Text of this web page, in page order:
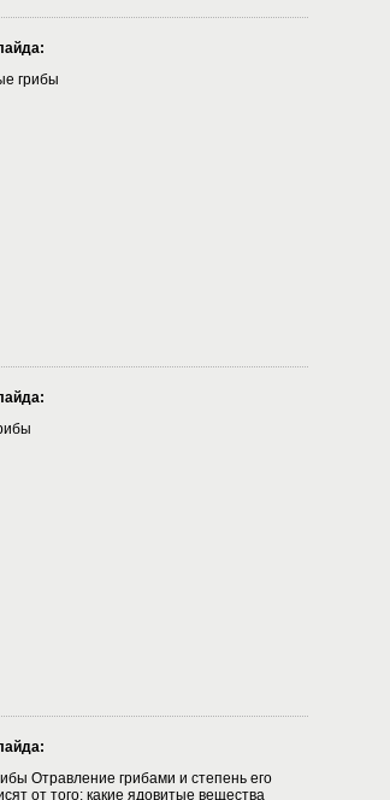
грибы
Отравление грибами и степень его
от того: какие ядовитые вещества